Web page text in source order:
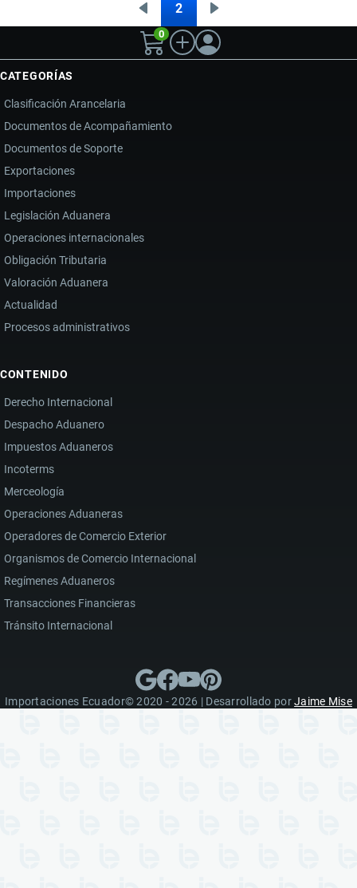
AMENAZA
ABASTECIMIENTO
DE
INSUMOS
MÉDICOS
EN
ECUADOR
Página
anterior
2
página
0
CATEGORÍAS
Clasificación Arancelaria
Documentos de Acompañamiento
Documentos de Soporte
Exportaciones
Importaciones
Legislación Aduanera
Operaciones internacionales
Obligación Tributaria
Valoración Aduanera
Actualidad
Procesos administrativos
CONTENIDO
Derecho Internacional
Despacho Aduanero
Impuestos Aduaneros
Incoterms
Merceología
Operaciones Aduaneras
Operadores de Comercio Exterior
Organismos de Comercio Internacional
Regímenes Aduaneros
Transacciones Financieras
Tránsito Internacional
Importaciones Ecuador© 2020 - 2026 | Desarrollado porJaime Mise